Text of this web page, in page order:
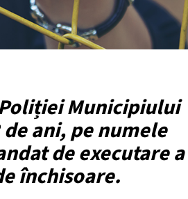
Municipiului
ani, pe numele
de executare a
închisoare.